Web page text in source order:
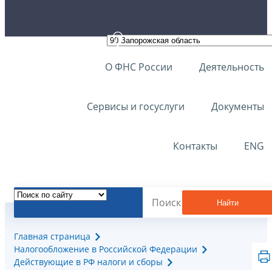
О ФНС России Деятельность
Сервисы и госуслуги Документы
Контакты ENG
Найти
Главная страница
Налогообложение в Российской Федерации
Действующие в РФ налоги и сборы